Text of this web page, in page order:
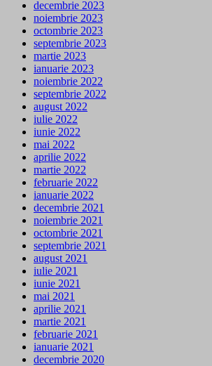
decembrie 2023
noiembrie 2023
octombrie 2023
septembrie 2023
martie 2023
ianuarie 2023
noiembrie 2022
septembrie 2022
august 2022
iulie 2022
iunie 2022
mai 2022
aprilie 2022
martie 2022
februarie 2022
ianuarie 2022
decembrie 2021
noiembrie 2021
octombrie 2021
septembrie 2021
august 2021
iulie 2021
iunie 2021
mai 2021
aprilie 2021
martie 2021
februarie 2021
ianuarie 2021
decembrie 2020